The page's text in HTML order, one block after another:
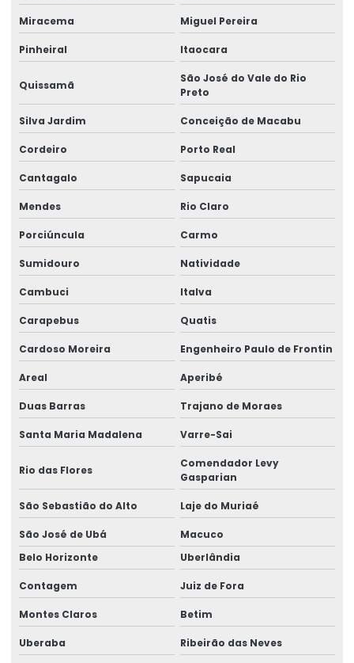
Manutenção corretiva em talhas
Manutenção De Pontes Rolantes
Manutenção ponte rolante
Manutenção ponte rolante rio de janeiro
Manutenção ponte rolante santa catarina
Manutenção ponte rolante swf
Manutenção preventiva de ponte rolante em am
Manutenção preventiva ponte rolante araquari
Manutenção preventiva ponte rolante caxias do sul
Manutenção preventiva ponte rolante curitiba
Manutenção preventiva ponte rolante itajaí
Manutenção preventiva ponte rolante jaraguá do sul
Manutenção preventiva ponte rolante joinville
Manutenção preventiva ponte rolante rio do sul
Manutenção preventiva de ponte rolante em rs
Manutenção preventiva ponte rolante são josé dos pinhais
Manutenção preventiva de ponte rolante em sc
Manutenção preventiva de ponte rolante em sp
Manutenção preventiva em pontes rolantes
Miracema Miguel Pereira
Pinheiral Itaocara
Quissamã
São José do Vale do Rio
Preto
Silva Jardim Conceição de Macabu
Cordeiro Porto Real
Cantagalo Sapucaia
Mendes Rio Claro
Porciúncula Carmo
Sumidouro Natividade
Cambuci Italva
Carapebus Quatis
Cardoso Moreira Engenheiro Paulo de Frontin
Areal Aperibé
Duas Barras Trajano de Moraes
Santa Maria Madalena Varre-Sai
Rio das Flores
Comendador Levy
Gasparian
São Sebastião do Alto Laje do Muriaé
São José de Ubá
Macuco
Belo Horizonte
Uberlândia
Contagem Juiz de Fora
Montes Claros Betim
Uberaba Ribeirão das Neves